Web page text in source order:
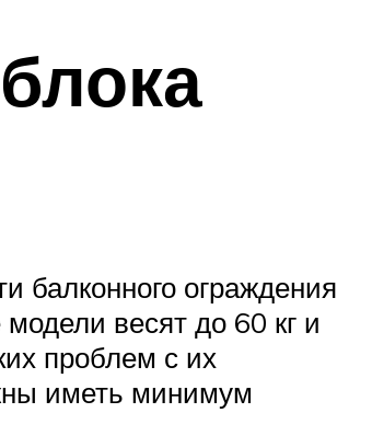
балконного ограждения
весят до 60 кг и
проблем с их
иметь минимум